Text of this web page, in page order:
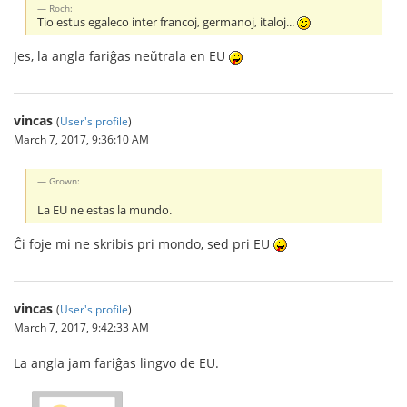
Roch:
Tio estus egaleco inter francoj, germanoj, italoj...
Jes, la angla fariĝas neŭtrala en EU
vincas (User's profile)
March 7, 2017, 9:36:10 AM
Grown:
La EU ne estas la mundo.
Ĉi foje mi ne skribis pri mondo, sed pri EU
vincas (User's profile)
March 7, 2017, 9:42:33 AM
La angla jam fariĝas lingvo de EU.